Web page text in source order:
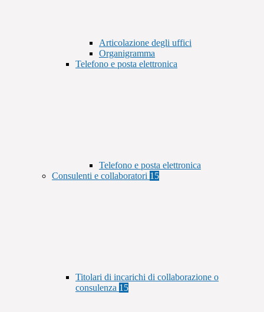
Articolazione degli uffici
Organigramma
Telefono e posta elettronica
Telefono e posta elettronica
Consulenti e collaboratori 15
Titolari di incarichi di collaborazione o
consulenza 15